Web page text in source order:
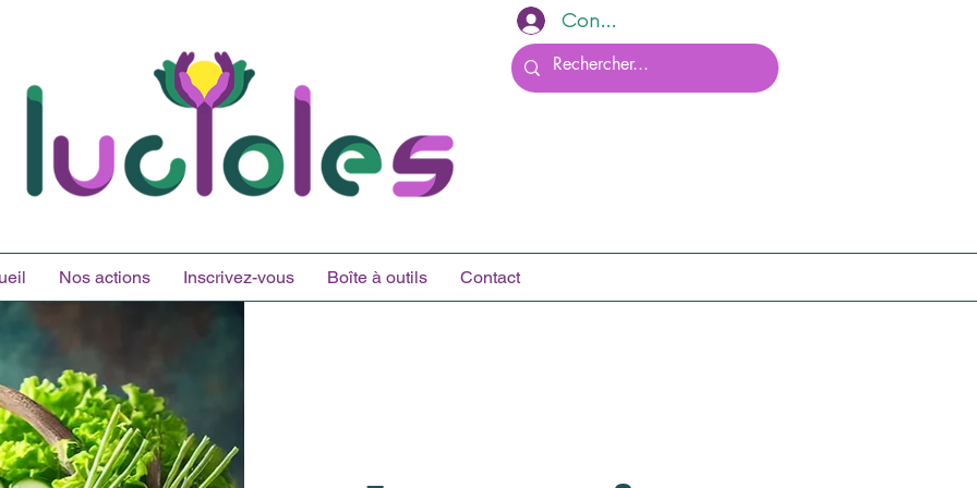
Connexion
Nos actions Inscrivez-vous Boîte à outils Contact